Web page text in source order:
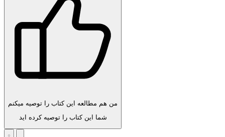
من هم مطالعه این کتاب را توصیه میکنم
شما این کتاب را توصیه کرده اید